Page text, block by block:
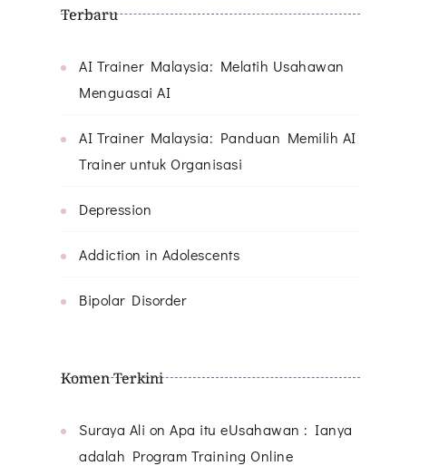
Terbaru
AI Trainer Malaysia: Melatih Usahawan
Menguasai AI
AI Trainer Malaysia: Panduan Memilih AI
Trainer untuk Organisasi
Depression
Addiction in Adolescents
Bipolar Disorder
Komen Terkini
Suraya Ali on Apa itu eUsahawan : Ianya
adalah Program Training Online